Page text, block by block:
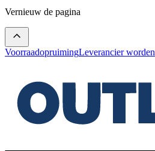
Vernieuw de pagina
VoorraadopruimingLeverancier worden